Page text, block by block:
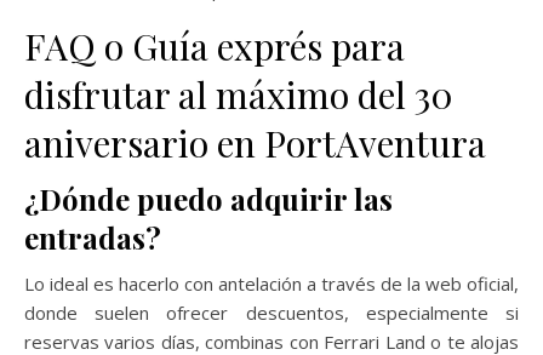
FAQ o Guía exprés para
disfrutar al máximo del 30
aniversario en PortAventura
¿Dónde puedo adquirir las
entradas?
Lo ideal es hacerlo con antelación a través de la web oficial,
donde suelen ofrecer descuentos, especialmente si
reservas varios días, combinas con Ferrari Land o te alojas